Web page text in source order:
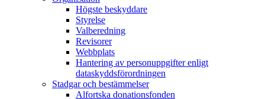
Högste beskyddare
Styrelse
Valberedning
Revisorer
Webbplats
Hantering av personuppgifter enligt
dataskyddsförordningen
Stadgar och bestämmelser
Alfortska donationsfonden